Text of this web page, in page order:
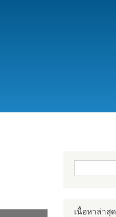
ฟอร์มค้นหา
เนื้อหาล่าสุด